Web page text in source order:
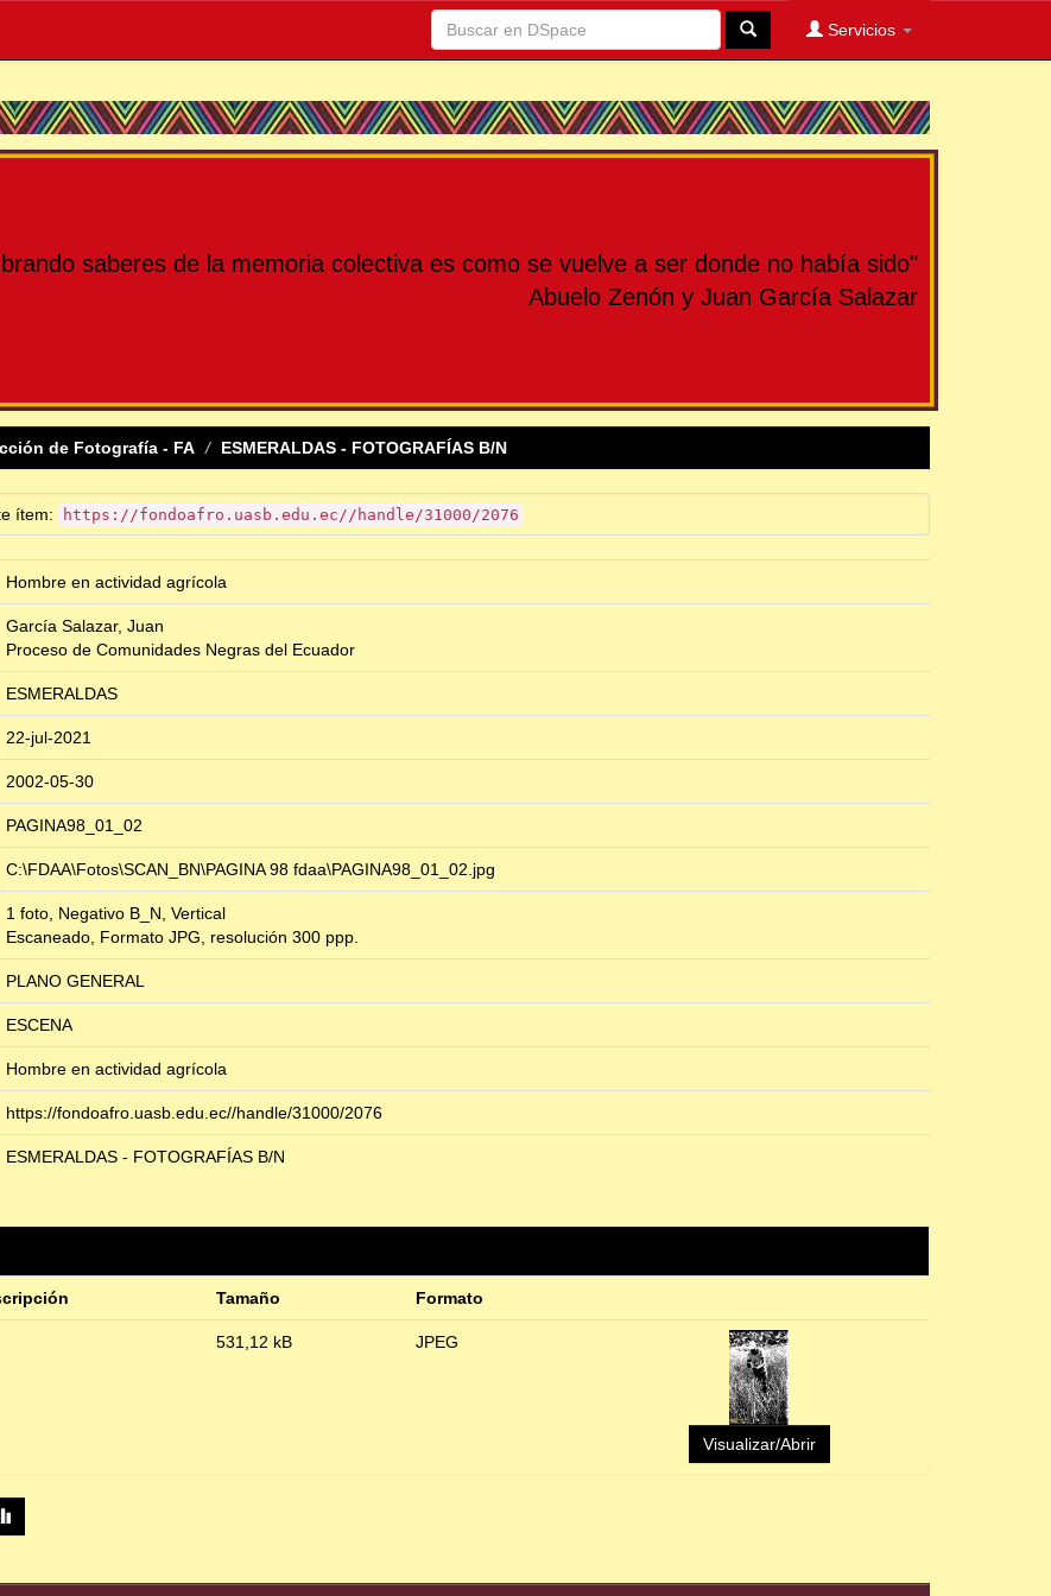
Servicios
saberes de la memoria colectiva es como se vuelve a ser donde no había sido"
Abuelo Zenón y Juan García Salazar
de Fotografía - FA ESMERALDAS - FOTOGRAFÍAS B/N
ítem: https://fondoafro.uasb.edu.ec//handle/31000/2076
Hombre en actividad agrícola
García Salazar, Juan
Proceso de Comunidades Negras del Ecuador
ESMERALDAS
22-jul-2021
2002-05-30
PAGINA98_01_02
C:\FDAA\Fotos\SCAN_BN\PAGINA 98 fdaa\PAGINA98_01_02.jpg
1 foto, Negativo B_N, Vertical
Escaneado, Formato JPG, resolución 300 ppp.
PLANO GENERAL
ESCENA
Hombre en actividad agrícola
https://fondoafro.uasb.edu.ec//handle/31000/2076
ESMERALDAS - FOTOGRAFÍAS B/N
Tamaño Formato
531,12 kB JPEG
Visualizar/Abrir